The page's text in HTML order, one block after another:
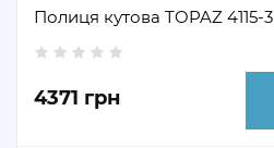
Полиця кутова TOPAZ 4115-3
4371 грн